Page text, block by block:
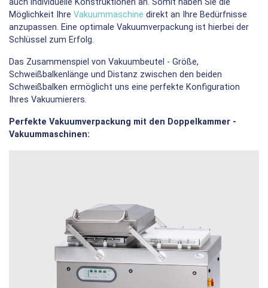
Möglichkeit Ihre Vakuummaschine direkt an Ihre Bedürfnisse
anzupassen. Eine optimale Vakuumverpackung ist hierbei der
Schlüssel zum Erfolg.
Das Zusammenspiel von Vakuumbeutel - Größe,
Schweißbalkenlänge und Distanz zwischen den beiden
Schweißbalken ermöglicht uns eine perfekte Konfiguration
Ihres Vakuumierers.
Perfekte Vakuumverpackung mit den Doppelkammer -
Vakuummaschinen: